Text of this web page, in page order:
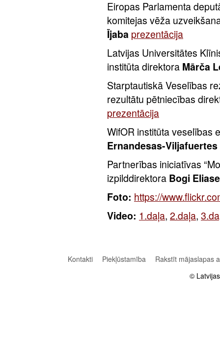
Eiropas Parlamenta
komitejas vēža
Ījaba prezentācija
Latvijas Universitātes
institūta direktora Mārča
Starptautiskā Veselības
rezultātu pētniecības
prezentācija
WifOR institūta veselības
Ernandesas-Viljafuertes
Partnerības iniciatīvas
izpilddirektora Bogi
Foto: https://
Video: 1.daļa, 2.daļa,
Kontakti Piekļūstamība
Rakstīt mājaslapas
©